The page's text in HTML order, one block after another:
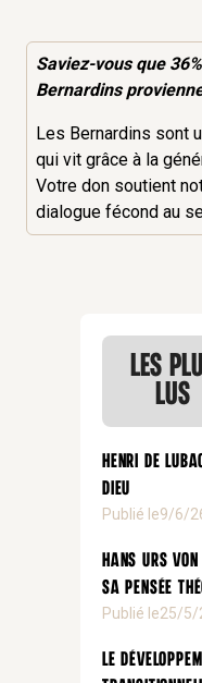
Saviez-vous que
Bernardins
Les Bernardins sont
qui vit grâce à la
Votre don soutient
dialogue fécond au
Les
lus
Henri de
Dieu
Publié le9/6/
Hans Urs
sa pensée
Publié le25/5/
Le